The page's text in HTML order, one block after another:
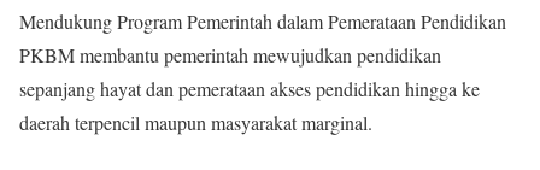
Mendukung Program Pemerintah dalam Pemerataan Pendidikan
PKBM membantu pemerintah mewujudkan pendidikan
sepanjang hayat dan pemerataan akses pendidikan hingga ke
daerah terpencil maupun masyarakat marginal.